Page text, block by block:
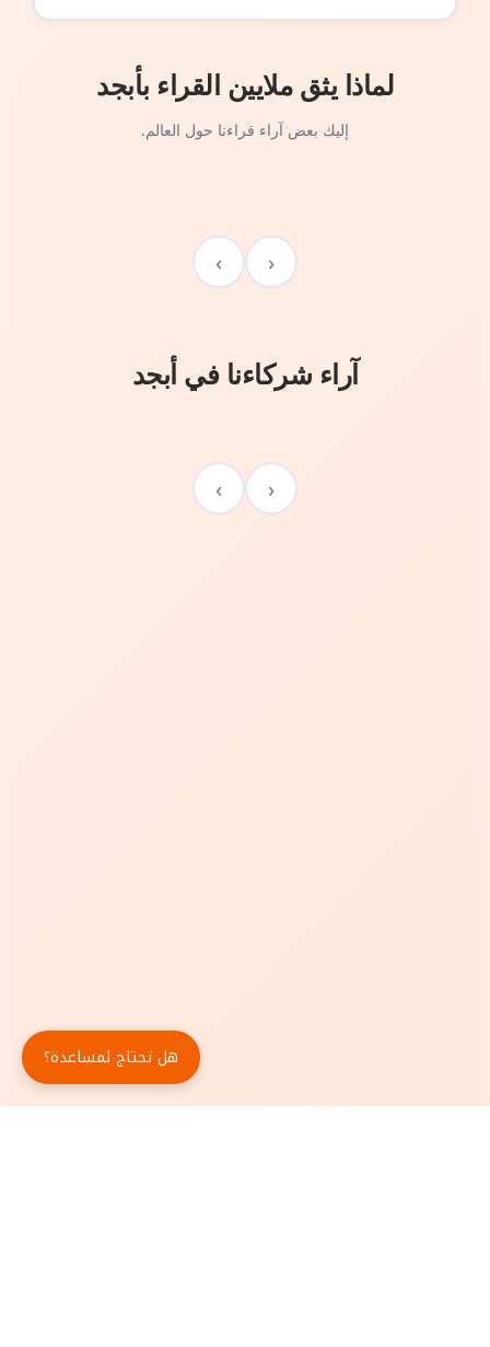
لماذا يثق ملايين القراء بأبجد
إليك بعض آراء قراءنا حول العالم.
‹
›
آراء شركاءنا في أبجد
‹
›
هل تحتاج لمساعدة؟